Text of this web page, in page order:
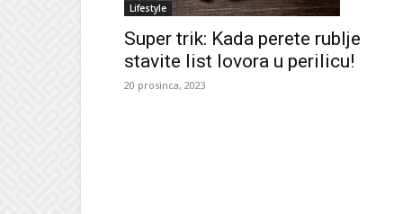
Lifestyle
Super trik: Kada perete rublje
stavite list lovora u perilicu!
20 prosinca, 2023